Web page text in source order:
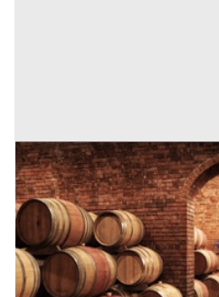
Cantina all'asta a Padova
Padova (Padova)
Offerta minima
525.000 € 700.000 €
Codice asta:AI370233
Asta chiusa